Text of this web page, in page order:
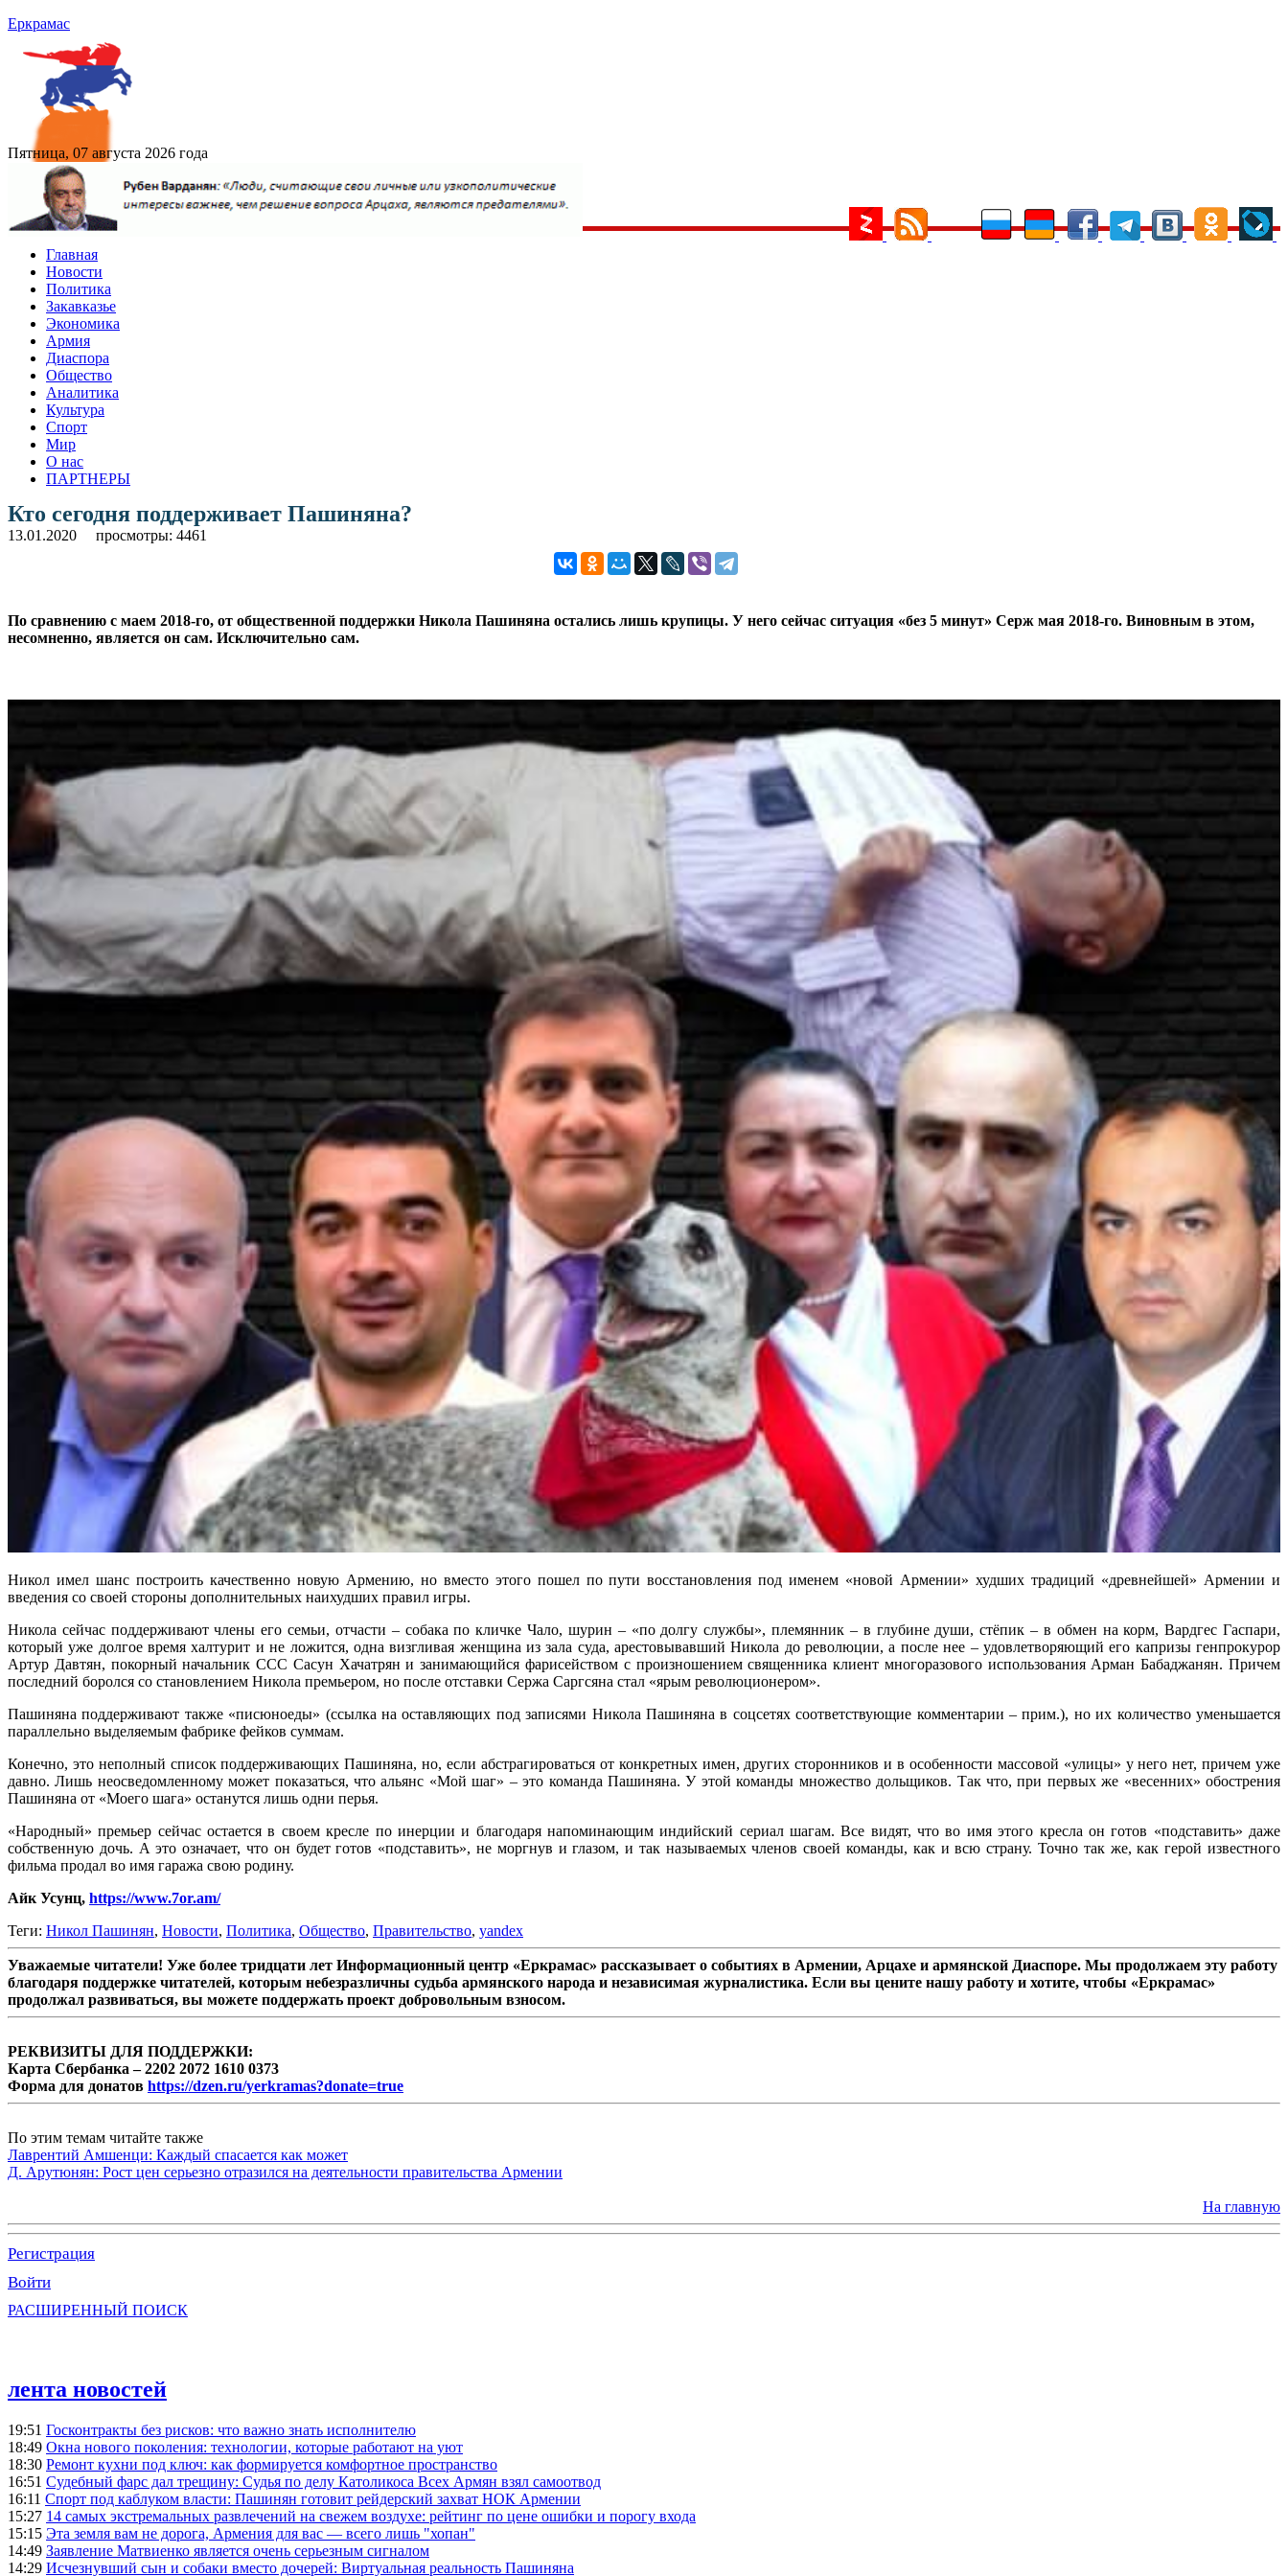
Еркрамас
Пятница, 07 августа 2026 года
Главная
Новости
Политика
Закавказье
Экономика
Армия
Диаспора
Общество
Аналитика
Культура
Спорт
Мир
О нас
ПАРТНЕРЫ
Кто сегодня поддерживает Пашиняна?
13.01.2020 просмотры: 4461
По сравнению с маем 2018-го, от общественной поддержки Никола Пашиняна остались лишь крупицы. У него сейчас ситуация «без 5 минут» Серж мая 2018-го. Виновным в этом,
несомненно, является он сам. Исключительно сам.
Никол имел шанс построить качественно новую Армению, но вместо этого пошел по пути восстановления под именем «новой Армении» худших традиций «древнейшей» Армении и
введения со своей стороны дополнительных наихудших правил игры.
Никола сейчас поддерживают члены его семьи, отчасти – собака по кличке Чало, шурин – «по долгу службы», племянник – в глубине души, стёпик – в обмен на корм, Вардгес Гаспари,
который уже долгое время халтурит и не ложится, одна визгливая женщина из зала суда, арестовывавший Никола до революции, а после нее – удовлетворяющий его капризы генпрокурор
Артур Давтян, покорный начальник ССС Сасун Хачатрян и занимающийся фарисейством с произношением священника клиент многоразового использования Арман Бабаджанян. Причем
последний боролся со становлением Никола премьером, но после отставки Сержа Саргсяна стал «ярым революционером».
Пашиняна поддерживают также «писюноеды» (ссылка на оставляющих под записями Никола Пашиняна в соцсетях соответствующие комментарии – прим.), но их количество уменьшается
параллельно выделяемым фабрике фейков суммам.
Конечно, это неполный список поддерживающих Пашиняна, но, если абстрагироваться от конкретных имен, других сторонников и в особенности массовой «улицы» у него нет, причем уже
давно. Лишь неосведомленному может показаться, что альянс «Мой шаг» – это команда Пашиняна. У этой команды множество дольщиков. Так что, при первых же «весенних» обострения
Пашиняна от «Моего шага» останутся лишь одни перья.
«Народный» премьер сейчас остается в своем кресле по инерции и благодаря напоминающим индийский сериал шагам. Все видят, что во имя этого кресла он готов «подставить» даже
собственную дочь. А это означает, что он будет готов «подставить», не моргнув и глазом, и так называемых членов своей команды, как и всю страну. Точно так же, как герой известного
фильма продал во имя гаража свою родину.
Айк Усунц, https://www.7or.am/
Теги: Никол Пашинян, Новости, Политика, Общество, Правительство, yandex
Уважаемые читатели! Уже более тридцати лет Информационный центр «Еркрамас» рассказывает о событиях в Армении, Арцахе и армянской Диаспоре. Мы продолжаем эту работу
благодаря поддержке читателей, которым небезразличны судьба армянского народа и независимая журналистика. Если вы цените нашу работу и хотите, чтобы «Еркрамас»
продолжал развиваться, вы можете поддержать проект добровольным взносом.
РЕКВИЗИТЫ ДЛЯ ПОДДЕРЖКИ:
Карта Сбербанка – 2202 2072 1610 0373
Форма для донатов https://dzen.ru/yerkramas?donate=true
По этим темам читайте также
Лаврентий Амшенци: Каждый спасается как может
Д. Арутюнян: Рост цен серьезно отразился на деятельности правительства Армении
На главную
Регистрация
Войти
РАСШИРЕННЫЙ ПОИСК
лента новостей
19:51 Госконтракты без рисков: что важно знать исполнителю
18:49 Окна нового поколения: технологии, которые работают на уют
18:30 Ремонт кухни под ключ: как формируется комфортное пространство
16:51 Судебный фарс дал трещину: Судья по делу Католикоса Всех Армян взял самоотвод
16:11 Спорт под каблуком власти: Пашинян готовит рейдерский захват НОК Армении
15:27 14 самых экстремальных развлечений на свежем воздухе: рейтинг по цене ошибки и порогу входа
15:15 Эта земля вам не дорога, Армения для вас — всего лишь "хопан"
14:49 Заявление Матвиенко является очень серьезным сигналом
14:29 Исчезнувший сын и собаки вместо дочерей: Виртуальная реальность Пашиняна